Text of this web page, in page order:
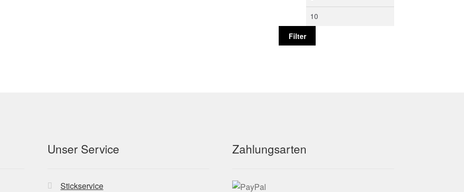
Filter
Unser Service
Stickservice
Zahlungsarten